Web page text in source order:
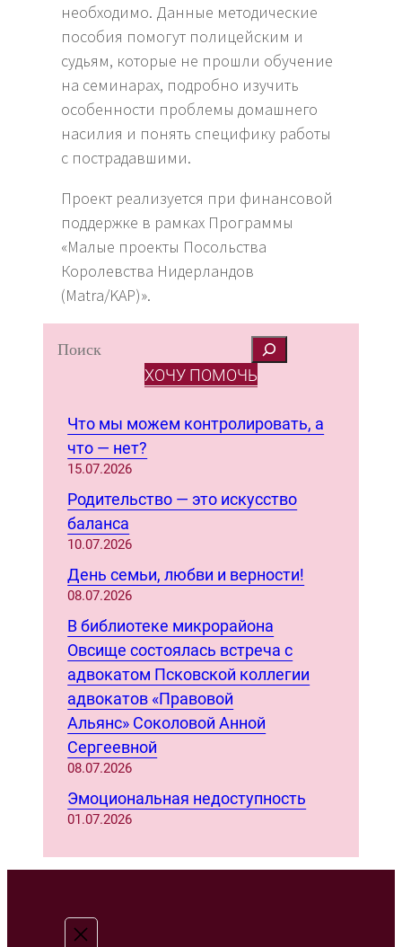
необходимо. Данные методические
пособия помогут полицейским и
судьям, которые не прошли обучение
на семинарах, подробно изучить
особенности проблемы домашнего
насилия и понять специфику работы
с пострадавшими.
Проект реализуется при финансовой
поддержке в рамках Программы
«Малые проекты Посольства
Королевства Нидерландов
(Matra/KAP)».
S
ХОЧУ ПОМОЧЬ
Что мы можем контролировать, а
что — нет?
15.07.2026
Родительство — это искусство
баланса
10.07.2026
День семьи, любви и верности!
08.07.2026
В библиотеке микрорайона
Овсище состоялась встреча с
адвокатом Псковской коллегии
адвокатов «Правовой
Альянс» Соколовой Анной
Сергеевной
08.07.2026
Эмоциональная недоступность
01.07.2026